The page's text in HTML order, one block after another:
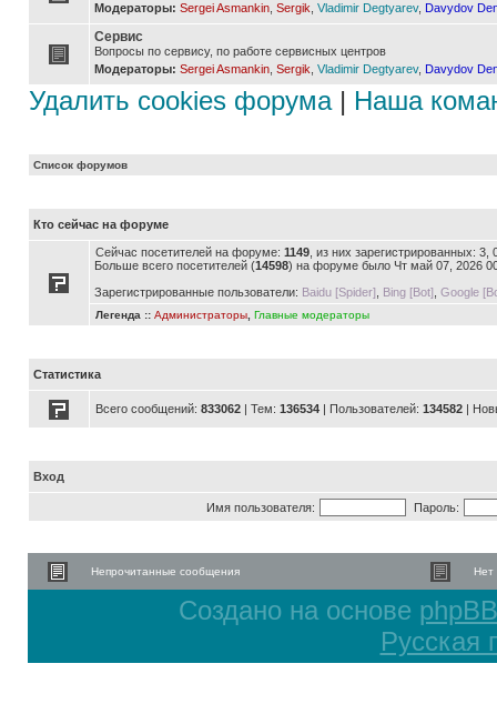
Модераторы: Sergei Asmankin Sergik Vladimir Degtyarev, Davydov
Сервис
Вопросы по сервису, по работе сервисных центров
Модераторы: Sergei Asmankin Sergik Vladimir Degtyarev, Davydov
Удалить cookies форума| Наша
Список форумов
Кто сейчас на форуме
Сейчас посетителей на форуме: 1149 , из них зарегистрированных:
Больше всего посетителей (14598) на форуме было Чт май 07, 2026
Зарегистрированные пользователи: Baidu [Spider] Bing [Bot] Google
Легенда :: Администраторы Главные модераторы
Статистика
Всего сообщений: 833062 | Тем: 136534 | Пользователей: 134582 |
Вход
Имя пользователя: Пароль:
Непрочитанные сообщения Нет
Создано на основе phpBB
Русская